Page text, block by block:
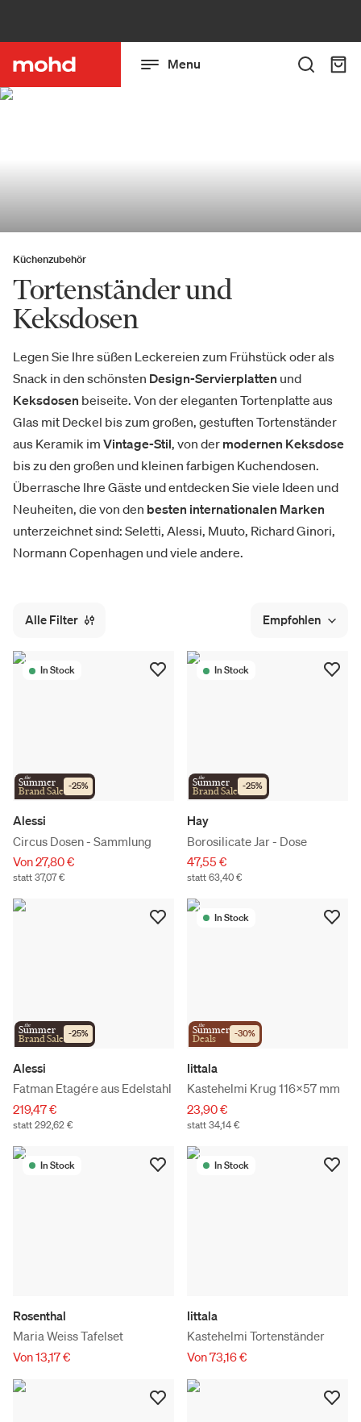
Menu
Küchenzubehör
Tortenständer und
Keksdosen
Legen Sie Ihre süßen Leckereien zum Frühstück oder als
Snack in den schönsten Design-Servierplatten und
Keksdosen beiseite. Von der eleganten Tortenplatte aus
Glas mit Deckel bis zum großen, gestuften Tortenständer
aus Keramik im Vintage-Stil, von der modernen Keksdose
bis zu den großen und kleinen farbigen Kuchendosen.
Überrasche Ihre Gäste und entdecken Sie viele Ideen und
Neuheiten, die von den besten internationalen Marken
unterzeichnet sind: Seletti, Alessi, Muuto, Richard Ginori,
Normann Copenhagen und viele andere.
Alle Filter Empfohlen
In Stock
the
Summer
Brand Sale -25%
Alessi
Circus Dosen - Sammlung
Von 27,80 €
statt 37,07 €
In Stock
the
Summer
Brand Sale -25%
Hay
Borosilicate Jar - Dose
47,55 €
statt 63,40 €
the
Summer
Brand Sale -25%
Alessi
Fatman Etagére aus Edelstahl
219,47 €
statt 292,62 €
In Stock
the
Summer
Deals -30%
Iittala
Kastehelmi Krug 116x57 mm
23,90 €
statt 34,14 €
In Stock
Rosenthal
Maria Weiss Tafelset
Von 13,17 €
In Stock
Iittala
Kastehelmi Tortenständer
Von 73,16 €